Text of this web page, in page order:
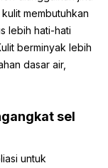
membutuhkan
lebih hati-hati
berminyak lebih
dasar air,
sel
untuk